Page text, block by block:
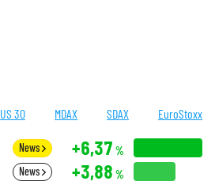
US 30 MDAX SDAX EuroStoxx
News +6,37 %
News +3,88 %